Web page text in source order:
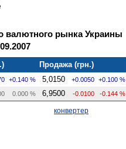
валютного рынка Украины
Продажа (грн.)
+0.140 % 5,0150 +0.0050 +0.100 %
0.000 % 6,9500 -0.0100 -0.144 %
конвертер